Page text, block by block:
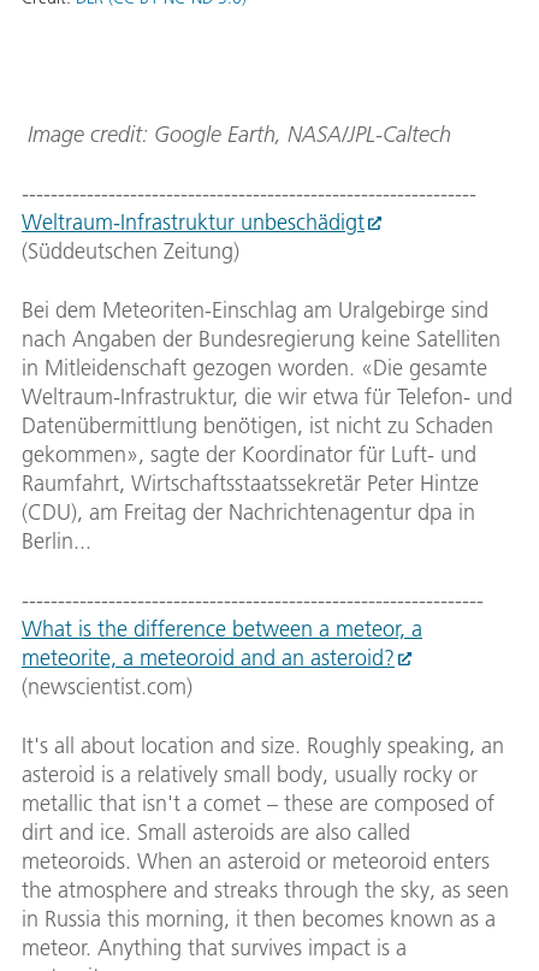
Image credit: Google Earth, NASA/JPL-Caltech
---------------------------------------------------------------
Weltraum-Infrastruktur unbeschädigt
(Süddeutschen Zeitung)
Bei dem Meteoriten-Einschlag am Uralgebirge sind
nach Angaben der Bundesregierung keine Satelliten
in Mitleidenschaft gezogen worden. «Die gesamte
Weltraum-Infrastruktur, die wir etwa für Telefon- und
Datenübermittlung benötigen, ist nicht zu Schaden
gekommen», sagte der Koordinator für Luft- und
Raumfahrt, Wirtschaftsstaatssekretär Peter Hintze
(CDU), am Freitag der Nachrichtenagentur dpa in
Berlin...
----------------------------------------------------------------
What is the difference between a meteor, a
meteorite, a meteoroid and an asteroid?
(newscientist.com)
It's all about location and size. Roughly speaking, an
asteroid is a relatively small body, usually rocky or
metallic that isn't a comet – these are composed of
dirt and ice. Small asteroids are also called
meteoroids. When an asteroid or meteoroid enters
the atmosphere and streaks through the sky, as seen
in Russia this morning, it then becomes known as a
meteor. Anything that survives impact is a